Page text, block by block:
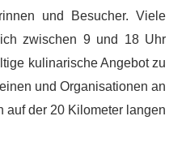
und Besucher. Viele
zwischen 9 und 18 Uhr
kulinarische Angebot zu
und Organisationen an
auf der 20 Kilometer langen